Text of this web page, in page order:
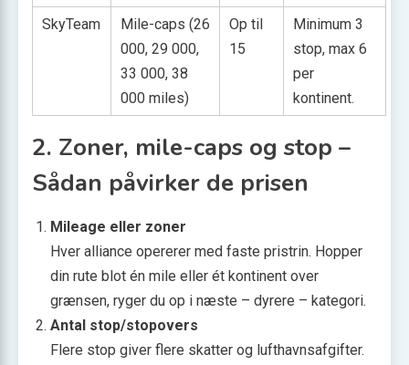
SkyTeam
Mile-caps (26
000, 29 000,
33 000, 38
000 miles)
Op til
15
Minimum 3
stop, max 6
per
kontinent.
2. Zoner, mile-caps og stop –
Sådan påvirker de prisen
Mileage eller zoner
Hver alliance opererer med faste pris­trin. Hopper
din rute blot én mile eller ét kontinent over
grænsen, ryger du op i næste – dyrere – kategori.
Antal stop/stopovers
Flere stop giver flere skatter og lufthavns­afgifter.